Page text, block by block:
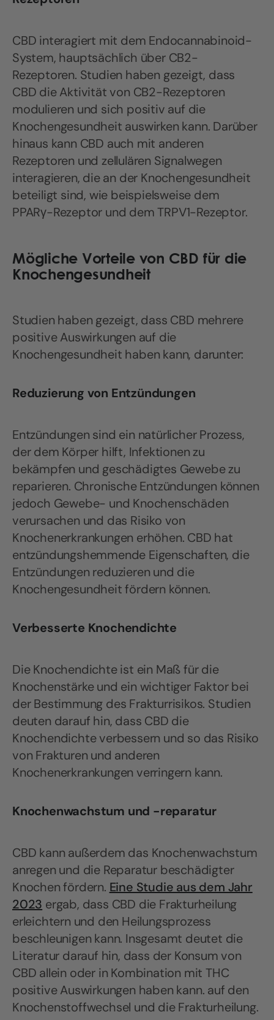
CBD interagiert mit dem Endocannabinoid-
System, hauptsächlich über CB2-
Rezeptoren. Studien haben gezeigt, dass
CBD die Aktivität von CB2-Rezeptoren
modulieren und sich positiv auf die
Knochengesundheit auswirken kann. Darüber
hinaus kann CBD auch mit anderen
Rezeptoren und zellulären Signalwegen
interagieren, die an der Knochengesundheit
beteiligt sind, wie beispielsweise dem
PPARγ-Rezeptor und dem TRPV1-Rezeptor.
Mögliche Vorteile von CBD für die
Knochengesundheit
Studien haben gezeigt, dass CBD mehrere
positive Auswirkungen auf die
Knochengesundheit haben kann, darunter:
Reduzierung von Entzündungen
Entzündungen sind ein natürlicher Prozess,
der dem Körper hilft, Infektionen zu
bekämpfen und geschädigtes Gewebe zu
reparieren. Chronische Entzündungen können
jedoch Gewebe- und Knochenschäden
verursachen und das Risiko von
Knochenerkrankungen erhöhen. CBD hat
entzündungshemmende Eigenschaften, die
Entzündungen reduzieren und die
Knochengesundheit fördern können.
Verbesserte Knochendichte
Die Knochendichte ist ein Maß für die
Knochenstärke und ein wichtiger Faktor bei
der Bestimmung des Frakturrisikos. Studien
deuten darauf hin, dass CBD die
Knochendichte verbessern und so das Risiko
von Frakturen und anderen
Knochenerkrankungen verringern kann.
Knochenwachstum und -reparatur
CBD kann außerdem das Knochenwachstum
anregen und die Reparatur beschädigter
Knochen fördern. Eine Studie aus dem Jahr
2023 ergab, dass CBD die Frakturheilung
erleichtern und den Heilungsprozess
beschleunigen kann. Insgesamt deutet die
Literatur darauf hin, dass der Konsum von
CBD allein oder in Kombination mit THC
positive Auswirkungen haben kann. auf den
Knochenstoffwechsel und die Frakturheilung.